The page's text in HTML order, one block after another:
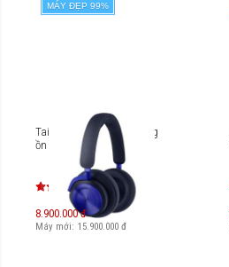
MÁY ĐẸP 99%
Tai nghe không dây chống
ồn B&O Beoplay HX
8.900.000 đ
Máy mới: 15.900.000 đ